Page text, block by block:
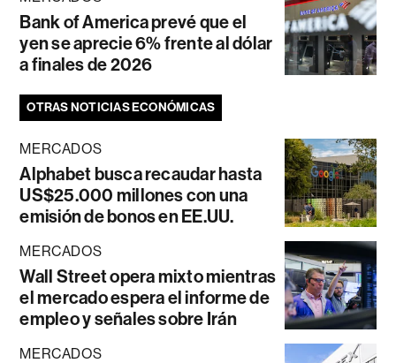
Bank of America prevé que el
yen se aprecie 6% frente al dólar
a finales de 2026
OTRAS NOTICIAS ECONÓMICAS
MERCADOS
Alphabet busca recaudar hasta
US$25.000 millones con una
emisión de bonos en EE.UU.
MERCADOS
Wall Street opera mixto mientras
el mercado espera el informe de
empleo y señales sobre Irán
MERCADOS